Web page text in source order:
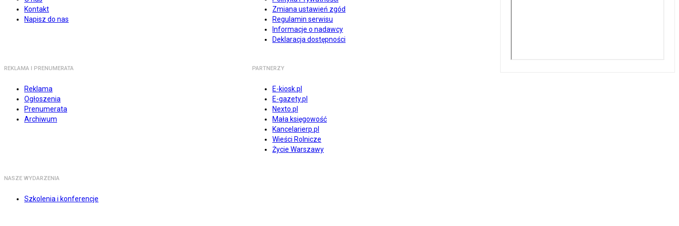
Kontakt
Napisz do nas
Zmiana ustawień zgód
Regulamin serwisu
Informacje o nadawcy
Deklaracja dostępności
REKLAMA I PRENUMERATA
Reklama
Ogłoszenia
Prenumerata
Archiwum
PARTNERZY
E-kiosk.pl
E-gazety.pl
Nexto.pl
Mała księgowość
Kancelarierp.pl
Wieści Rolnicze
Życie Warszawy
NASZE WYDARZENIA
Szkolenia i konferencje